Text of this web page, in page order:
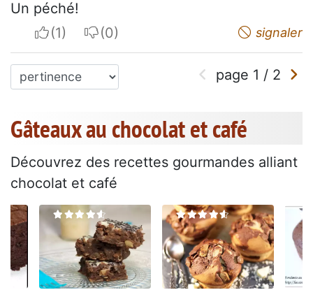
Un péché!
I apreciateI do not appreciate signaler
page 1 / 2
Gâteaux au chocolat et café
Découvrez des recettes gourmandes alliant
chocolat et café